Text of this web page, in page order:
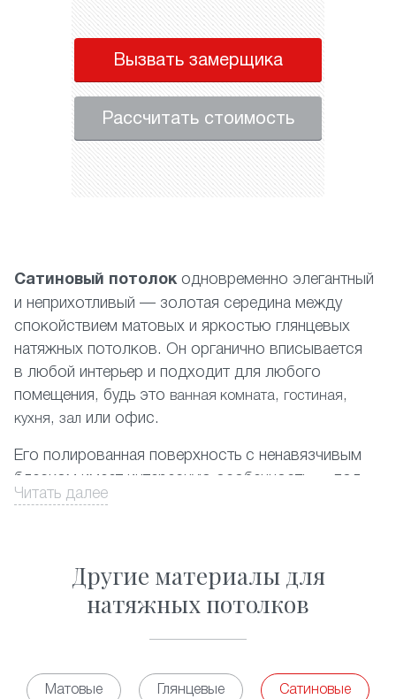
Вызвать замерщика
Рассчитать стоимость
Сатиновый потолок одновременно элегантный
и неприхотливый — золотая середина между
спокойствием матовых и яркостью глянцевых
натяжных потолков. Он органично вписывается
в любой интерьер и подходит для любого
помещения, будь это ванная комната, гостиная ,
кухня , зал или офис.
Его полированная поверхность с ненавязчивым
блеском имеет интересную особенность — под
разным освещением она может приобретать
ПВХ-пленка , используемая в создании таких
потолков очень прочна и легко выдерживает
особого ухода.
Читать далее
Другие материалы для
натяжных потолков
Матовые Глянцевые Сатиновые